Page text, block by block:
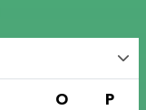
O P